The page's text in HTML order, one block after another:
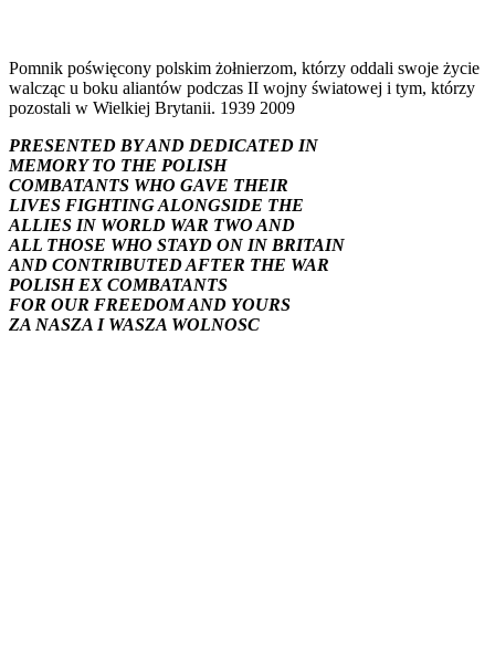
Pomnik poświęcony polskim żołnierzom, którzy oddali swoje życie
walcząc u boku aliantów podczas II wojny światowej i tym, którzy
pozostali w Wielkiej Brytanii. 1939 2009
PRESENTED BY AND DEDICATED IN
MEMORY TO THE POLISH
COMBATANTS WHO GAVE THEIR
LIVES FIGHTING ALONGSIDE THE
ALLIES IN WORLD WAR TWO AND
ALL THOSE WHO STAYD ON IN BRITAIN
AND CONTRIBUTED AFTER THE WAR
POLISH EX COMBATANTS
FOR OUR FREEDOM AND YOURS
ZA NASZA I WASZA WOLNOSC